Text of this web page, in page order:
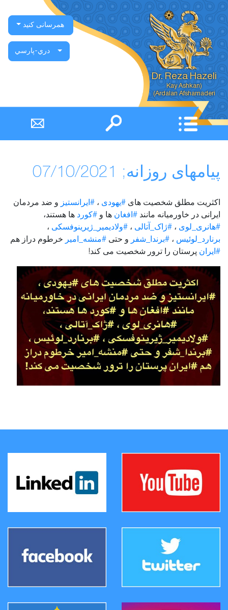
Dr. Reza Hazeli
Ardalan Afsharnaderi)
همرسانی کنید
دري-پارسي
پیامهای روزانه; 07/10/2021
اکثریت مطلق شخصیت های #یهودی ، #ایرانستیز
و ضد مردمان
ایرانی در خاورمیانه مانند #افغان ها و #کورد ها هستند،
#هانری_لوی ، #ژاک_آتالی ، #ولادیمیر_ژیرینوفسکی ،
برنارد_لوئیس ، #برندا_شفر و حتی #منشه_امیر
خرطوم دراز هم
#ایران پرستان را ترور شخصیت می کند!